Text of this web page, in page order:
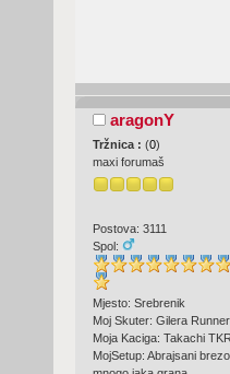
aragonY
Tržnica : (0)
maxi forumaš
Postova: 3111
Spol:
Mjesto: Srebrenik
Moj Skuter: Gilera
Moja Kaciga: Takachi
MojSetup: Abrajsani